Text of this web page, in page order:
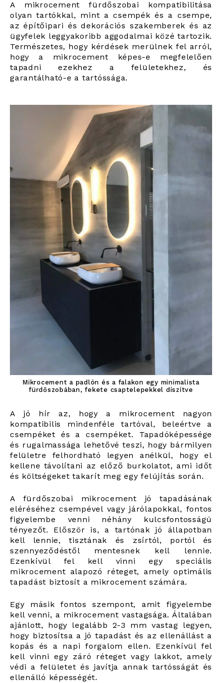
A mikrocement fürdőszobai kompatibilitása
olyan tartókkal, mint a csempék és a csempe,
az építőipari és dekorációs szakemberek és az
ügyfelek leggyakoribb aggodalmai közé tartozik.
Természetes, hogy kérdések merülnek fel arról,
hogy a mikrocement képes-e megfelelően
tapadni ezekhez a felületekhez, és
garantálható-e a tartóssága.
Mikrocement a padlón és a falakon egy minimalista
fürdőszobában, fekete csaptelepekkel díszítve
A jó hír az, hogy a mikrocement nagyon
kompatibilis mindenféle tartóval, beleértve a
csempéket és a csempéket. Tapadóképessége
és rugalmassága lehetővé teszi, hogy bármilyen
felületre felhordható legyen anélkül, hogy el
kellene távolítani az előző burkolatot, ami időt
és költségeket takarít meg egy felújítás során.
A fürdőszobai mikrocement jó tapadásának
eléréséhez csempével vagy járólapokkal, fontos
figyelembe venni néhány kulcsfontosságú
tényezőt. Először is, a tartónak jó állapotban
kell lennie, tisztának és zsírtól, portól és
szennyeződéstől mentesnek kell lennie.
Ezenkívül fel kell vinni egy speciális
mikrocement alapozó réteget, amely optimális
tapadást biztosít a mikrocement számára.
Egy másik fontos szempont, amit figyelembe
kell venni, a mikrocement vastagsága. Általában
ajánlott, hogy legalább 2-3 mm vastag legyen,
hogy biztosítsa a jó tapadást és az ellenállást a
kopás és a napi forgalom ellen. Ezenkívül fel
kell vinni egy záró réteget vagy lakkot, amely
védi a felületet és javítja annak tartósságát és
ellenálló képességét.